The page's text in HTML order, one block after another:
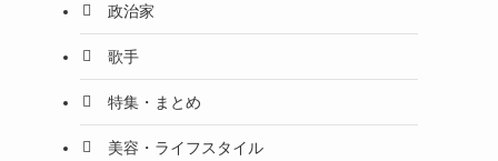
政治家
歌手
特集・まとめ
美容・ライフスタイル